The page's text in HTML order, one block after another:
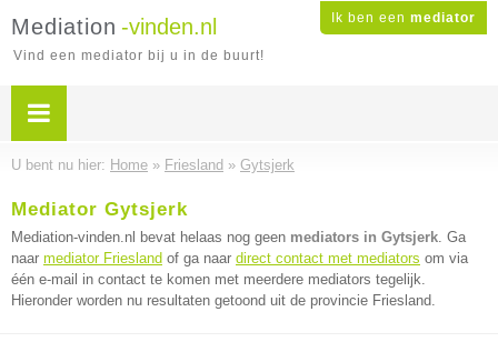
Ik ben een mediator
Mediation -vinden.nl
Vind een mediator bij u in de buurt!
U bent nu hier: Home » Friesland » Gytsjerk
Mediator Gytsjerk
Mediation-vinden.nl bevat helaas nog geen mediators in Gytsjerk. Ga
naar mediator Friesland of ga naar direct contact met mediators om via
één e-mail in contact te komen met meerdere mediators tegelijk.
Hieronder worden nu resultaten getoond uit de provincie Friesland.